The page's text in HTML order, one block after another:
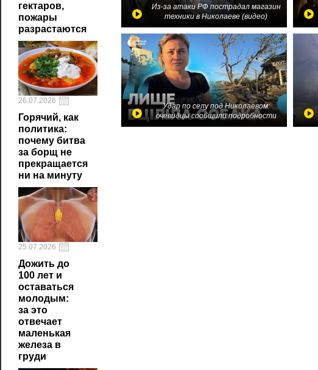
гектаров,
пожары
разрастаются
26.07.2026
Горячий, как
политика:
почему битва
за борщ не
прекращается
ни на минуту
25.07.2026
Дожить до
100 лет и
оставаться
молодым:
за это
отвечает
маленькая
железа в
груди
Из-за атаки РФ пострадал магазин
техники в Николаеве (видео)
Удар по селу под Николаевом:
очевидцы сообщили подробности